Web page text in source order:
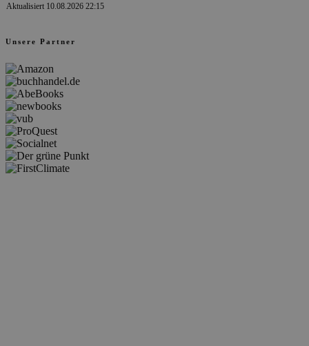
Aktualisiert 10.08.2026 22:15
Unsere Partner